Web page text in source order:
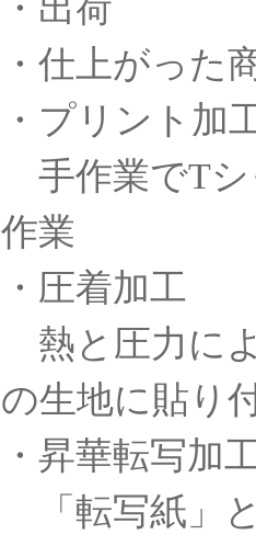
・出荷
・仕上がった
・プリント加
手作業でTシ
作業
・圧着加工
熱と圧力に
の生地に貼り
・昇華転写加
「転写紙」